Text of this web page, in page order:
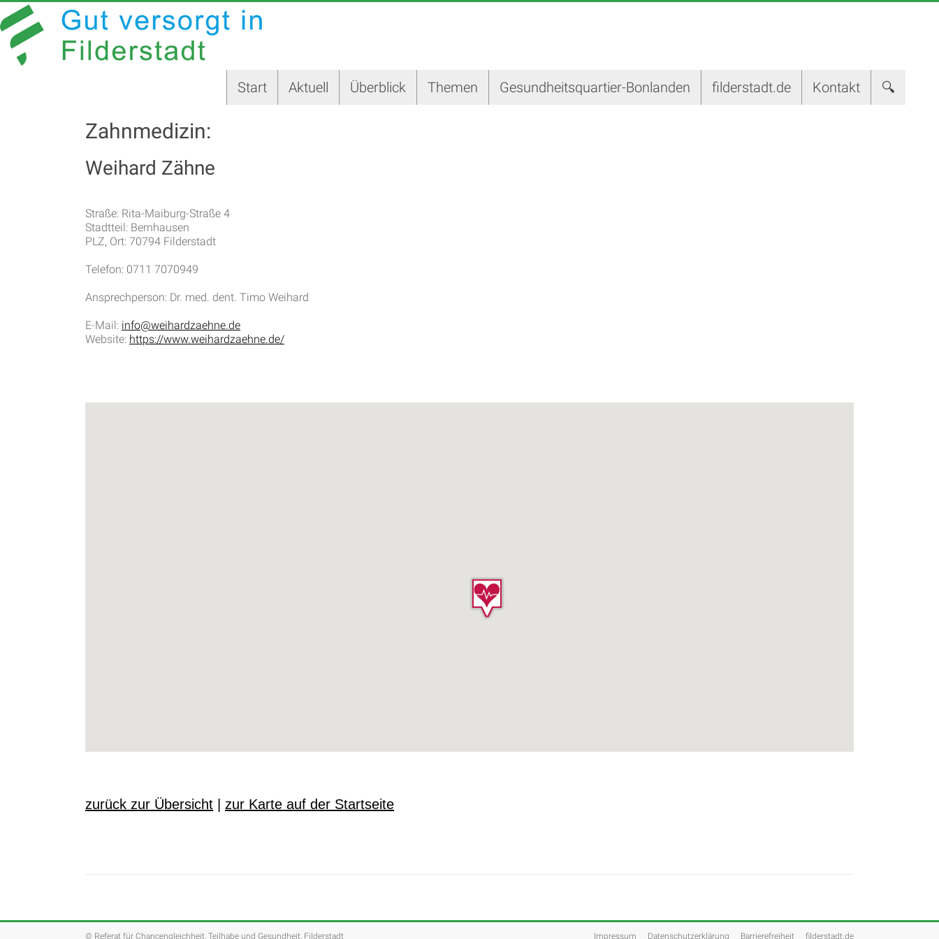
Zum
Inhalt
springen
GUT
VERSORGT
Start Aktuell Überblick Themen Gesundheitsquartier-Bonlanden filderstadt.de Kontakt 🔍
Zahnmedizin:
Weihard Zähne
Straße: Rita-Maiburg-Straße 4
Stadtteil: Bernhausen
PLZ, Ort: 70794 Filderstadt
Telefon: 0711 7070949
Ansprechperson: Dr. med. dent. Timo Weihard
E-Mail: info@weihardzaehne.de
Website: https://www.weihardzaehne.de/
zurück zur Übersicht zur Karte auf der Startseite
© Referat für Chancengleichheit, Teilhabe und Gesundheit, Filderstadt Impressum Datenschutzerklärung Barrierefreiheit filderstadt.de